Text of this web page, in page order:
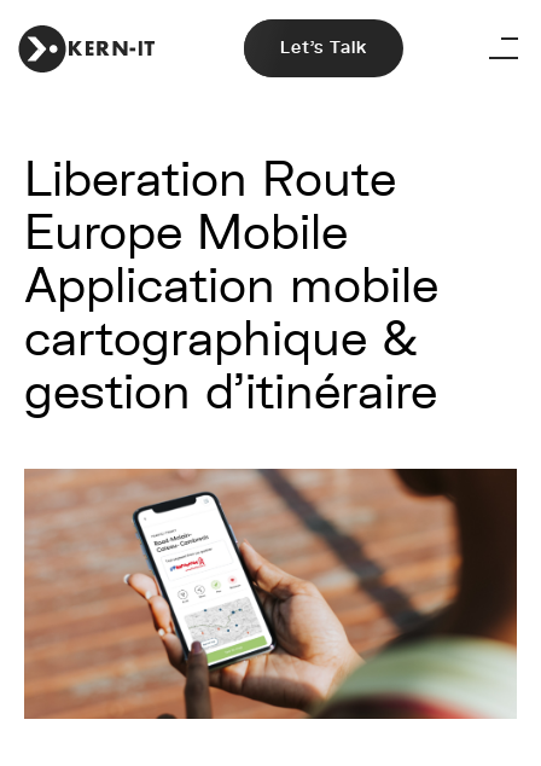
Let's Talk
Liberation Route
Europe Mobile
Application mobile
cartographique &
gestion d’itinéraire